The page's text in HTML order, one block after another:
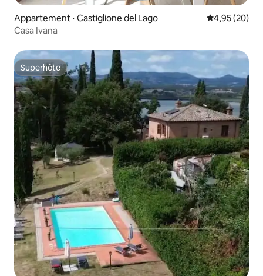
Appartement ⋅ Castiglione del Lago Évaluation
4,95 (20)
Casa Ivana
Superhôte
Superhôte